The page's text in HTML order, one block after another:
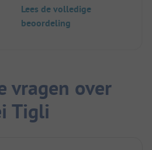
Lees de volledige
beoordeling
vragen over
Tigli